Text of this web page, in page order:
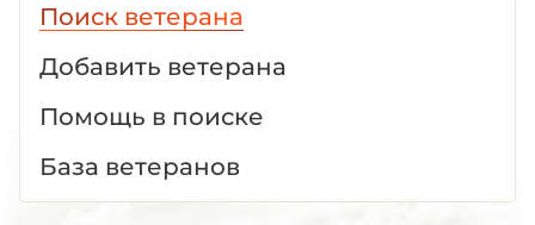
Поиск ветерана
Добавить ветерана
Помощь в поиске
База ветеранов